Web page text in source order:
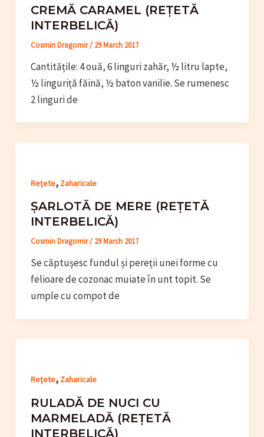
CREMĂ CARAMEL (REȚETĂ
INTERBELICĂ)
Cosmin Dragomir/ 29 March 2017
Cantitățile: 4 ouă, 6 linguri zahăr, ½ litru lapte,
½ linguriță făină, ½ baton vanilie. Se rumenesc
2 linguri de
Rețete, Zaharicale
ȘARLOTĂ DE MERE (REȚETĂ
INTERBELICĂ)
Cosmin Dragomir/ 29 March 2017
Se căptușesc fundul și pereții unei forme cu
felioare de cozonac muiate în unt topit. Se
umple cu compot de
Rețete, Zaharicale
RULADĂ DE NUCI CU
MARMELADĂ (REȚETĂ
INTERBELICĂ)